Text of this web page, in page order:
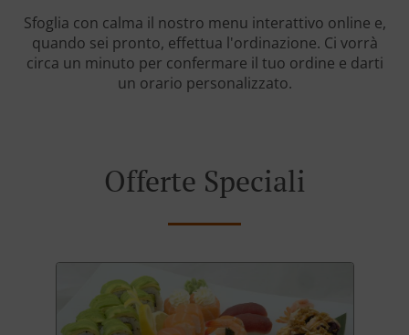
Sfoglia con calma il nostro menu interattivo online e,
quando sei pronto, effettua l'ordinazione. Ci vorrà
circa un minuto per confermare il tuo ordine e darti
un orario personalizzato.
Offerte Speciali